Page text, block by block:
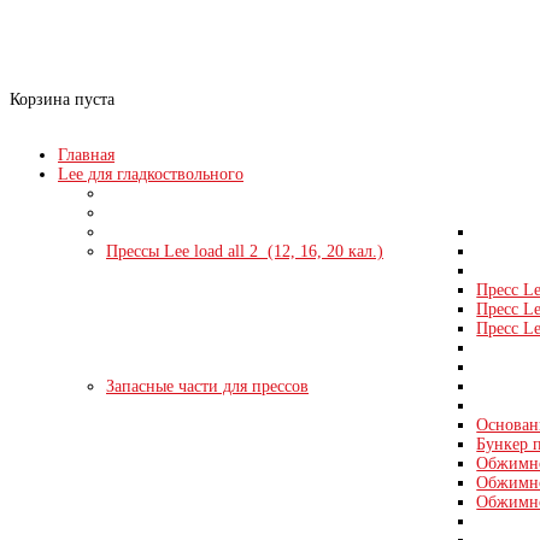
Корзина пуста
Главная
Lee для гладкоствольного
Прессы Lee load all 2 (12, 16, 20 кал.)
Пресс
Пресс
Пресс
Запасные части для прессов
Бункер